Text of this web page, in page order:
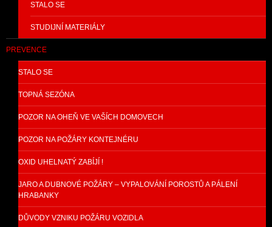
STALO SE
STUDIJNÍ MATERIÁLY
PREVENCE
STALO SE
TOPNÁ SEZÓNA
POZOR NA OHEŇ VE VAŠÍCH DOMOVECH
POZOR NA POŽÁRY KONTEJNÉRU
OXID UHELNATÝ ZABÍJÍ !
JARO A DUBNOVÉ POŽÁRY – VYPALOVÁNÍ POROSTŮ A PÁLENÍ
HRABANKY
DŮVODY VZNIKU POŽÁRU VOZIDLA